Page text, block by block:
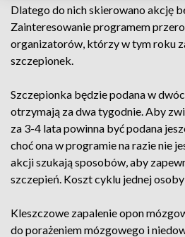
Dlatego do nich skierowano akcję
Zainteresowanie programem
organizatorów, którzy w tym roku
szczepionek.
Szczepionka będzie podana w
otrzymają za dwa tygodnie. Aby
za 3-4 lata powinna być podana
choć ona w programie na razie nie
akcji szukają sposobów, aby
szczepień. Koszt cyklu jednej
Kleszczowe zapalenie opon
do porażeniem mózgowego i